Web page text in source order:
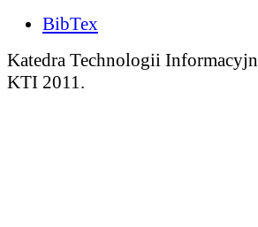
BibTex
Katedra Technologii
KTI 2011.